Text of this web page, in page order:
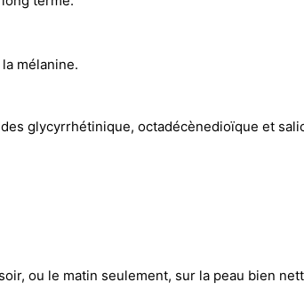
mélanine.
glycyrrhétinique, octadécènedioïque et
ou le matin seulement, sur la peau bien